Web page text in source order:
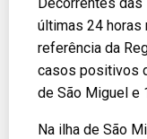
últimas 24
referência da
casos positivos
de São Miguel e
Na ilha de São